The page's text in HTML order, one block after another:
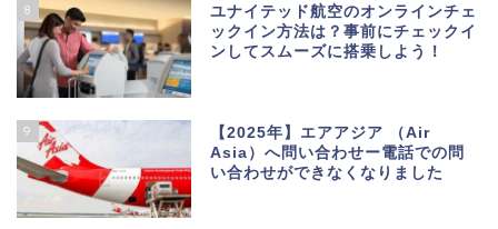
8
ユナイテッド航空のオンラインチェ
ックイン方法は？事前にチェックイ
ンしてスムーズに搭乗しよう！
9
【2025年】エアアジア （Air
Asia）へ問い合わせー電話での問
い合わせができなくなりました